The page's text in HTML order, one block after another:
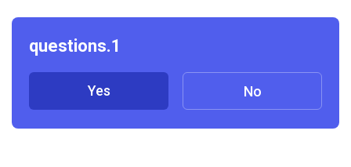
questions.1
Yes No